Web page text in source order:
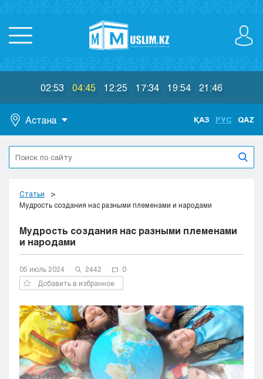
02:53 04:45 12:25 17:34 19:54 21:46
Астана
Астана
Алматы
Актобе
Атырау
Караганда
Кокшетау
Кызылорда
Павлодар
Семей
Талдыкорган
Тараз
Туркестан
Уральск
ҚАЗ РУС QAZ
Статьи
Мудрость создания нас разными племенами и народами
Мудрость создания нас разными племенами
и народами
05 июль 2024 2442
0
Добавить в избранное